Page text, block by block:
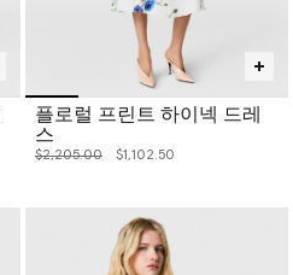
플로럴 프린트 하이넥 드레
스
价格从
$2,205.00下降至
$1,102.50